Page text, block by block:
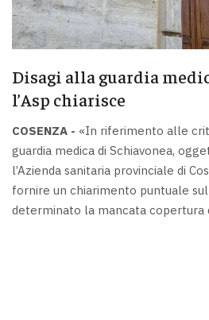
Disagi alla guardia
l’Asp chiarisce
COSENZA - «In riferimento alle
guardia medica di Schiavonea,
l’Azienda sanitaria provinciale di
fornire un chiarimento puntuale
determinato la mancata copertura